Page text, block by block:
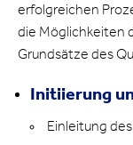
erfolgreichen
die Möglichkeiten
Grundsätze des
Initiierung
Einleitung